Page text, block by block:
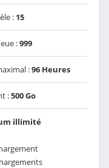
: 15
:999
:96 Heures
:500 Go
illimité